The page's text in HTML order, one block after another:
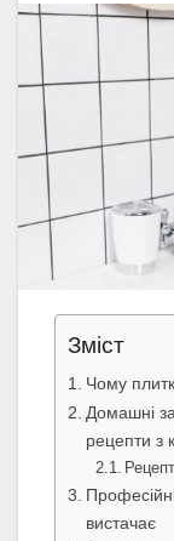
Зміст
Чому
Домашні
рецепти з
вистачає